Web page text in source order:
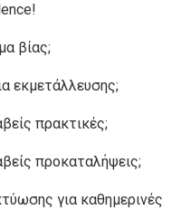
βίας;
εκμετάλλευσης;
πρακτικές;
προκαταλήψεις;
για καθημερινές